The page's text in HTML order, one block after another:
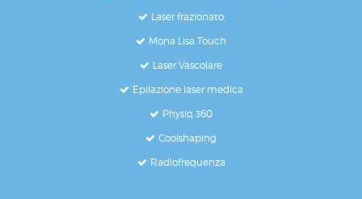
Laser frazionato
Mona Lisa Touch
Laser Vascolare
Epilazione laser medica
Physiq 360
Coolshaping
Radiofrequenza